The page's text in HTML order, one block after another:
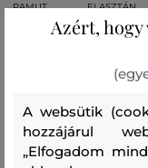
PAMUT ELASZTÁN
1 %
Azért,
A websütik
hozzájárul
„Elfogadom